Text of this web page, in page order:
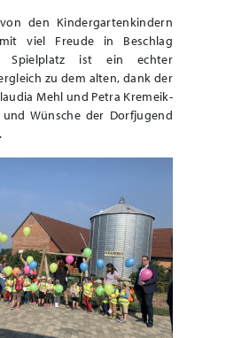
den Kindergartenkindern
viel Freude in Beschlag
Spielplatz ist ein echter
zu dem alten, dank der
Mehl und Petra Kremeik-
Wünsche der Dorfjugend